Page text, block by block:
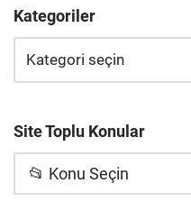
Kategoriler
Site Toplu Konular
📂 Konu Seçin